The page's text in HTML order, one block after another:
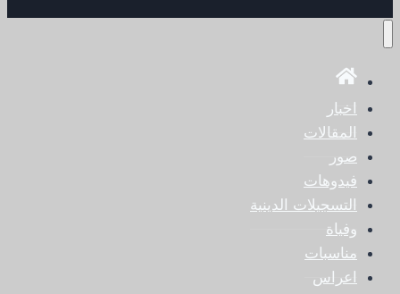
اخبار
المقالات
صور
فيدوهات
التسجيلات الدينية
وفياة
مناسبات
اعراس